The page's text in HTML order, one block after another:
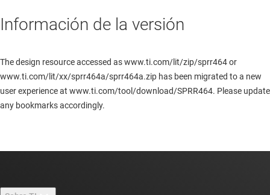
Información de la versión
The design resource accessed as www.ti.com/lit/zip/sprr464 or
www.ti.com/lit/xx/sprr464a/sprr464a.zip has been migrated to a new
user experience at www.ti.com/tool/download/SPRR464. Please update
any bookmarks accordingly.